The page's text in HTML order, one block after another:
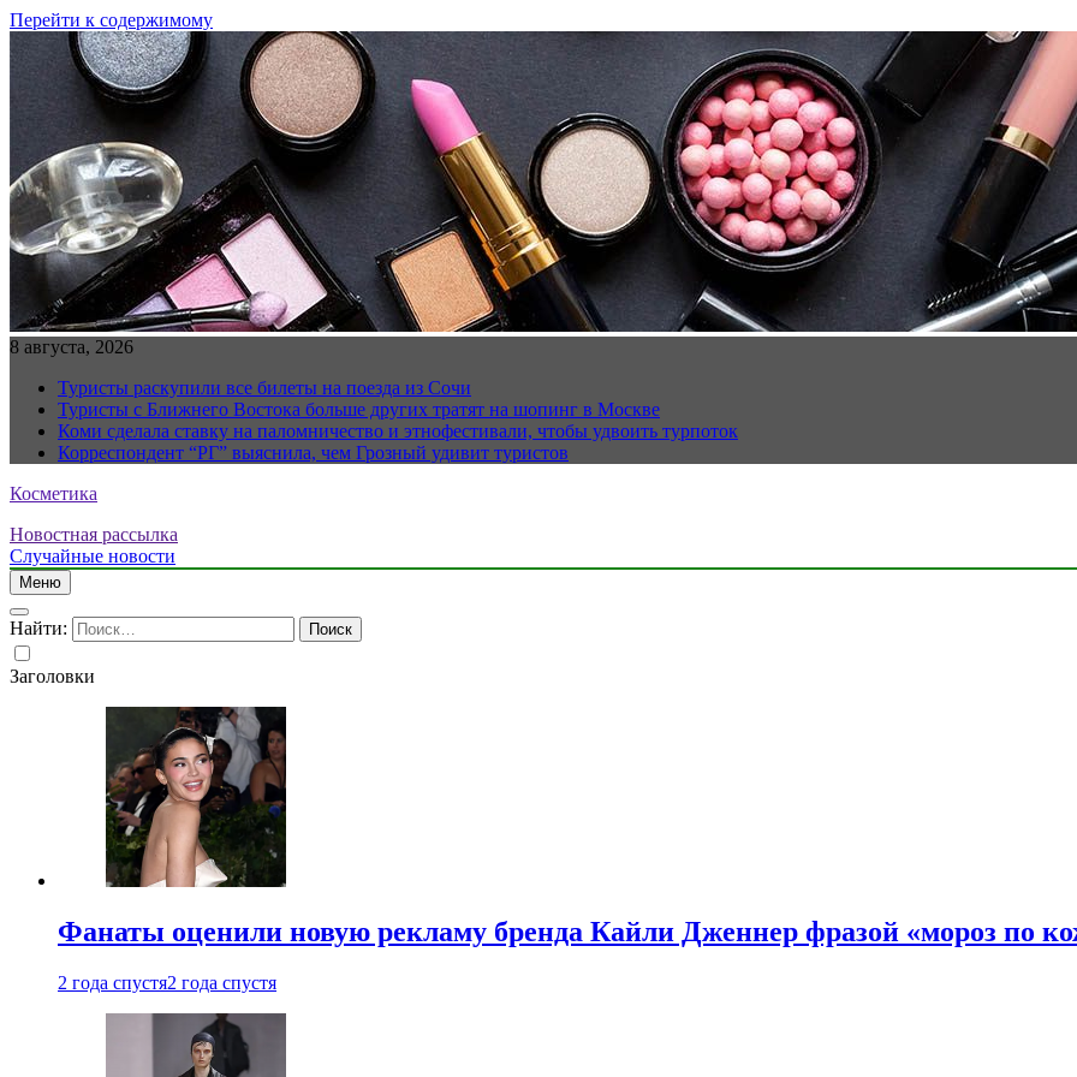
Перейти к содержимому
8 августа, 2026
Туристы раскупили все билеты на поезда из Сочи
Туристы с Ближнего Востока больше других тратят на шопинг в Москве
Коми сделала ставку на паломничество и этнофестивали, чтобы удвоить турпоток
Корреспондент “РГ” выяснила, чем Грозный удивит туристов
Косметика
Новостная рассылка
Случайные новости
Меню
Найти:
Заголовки
Фанаты оценили новую рекламу бренда Кайли Дженнер фразой «мороз по
2 года спустя2 года спустя